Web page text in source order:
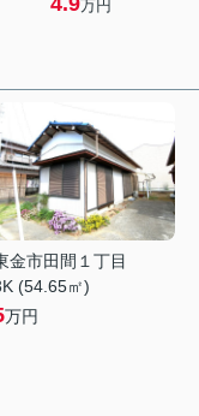
万円
金市田間１丁目
(54.65㎡)
万円